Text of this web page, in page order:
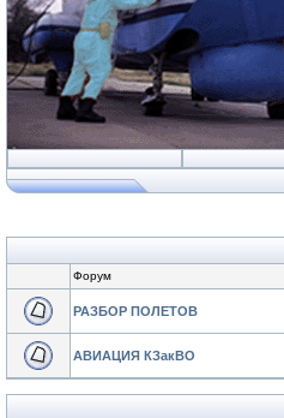
Форум
РАЗБОР ПОЛЕТОВ
АВИАЦИЯ КЗакВО